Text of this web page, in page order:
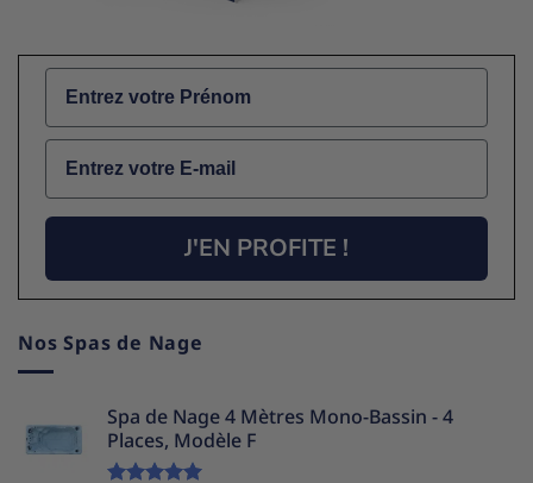
Name
Email
J'EN PROFITE !
Nos Spas de Nage
Spa de Nage 4 Mètres Mono-Bassin - 4
Places, Modèle F